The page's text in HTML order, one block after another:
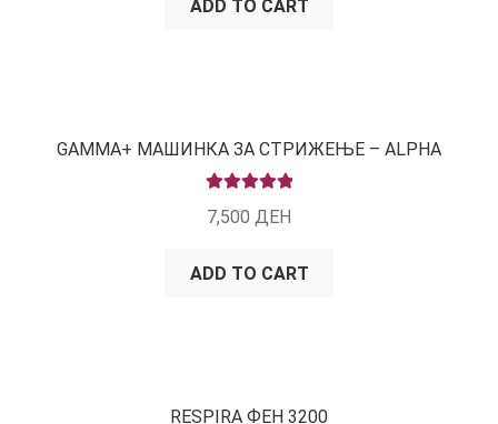
ADD TO CART
GAMMA+ МАШИНКА ЗА СТРИЖЕЊЕ – ALPHA
OUT OF 5
7,500 ДЕН
ADD TO CART
RESPIRA ФЕН 3200